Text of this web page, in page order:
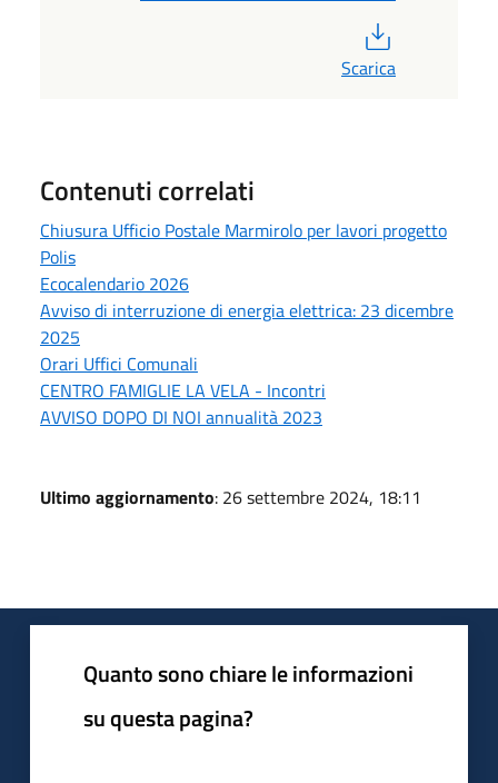
Scarica
Contenuti correlati
Chiusura Ufficio Postale Marmirolo per lavori progetto
Polis
Ecocalendario 2026
Avviso di interruzione di energia elettrica: 23 dicembre
2025
Orari Uffici Comunali
CENTRO FAMIGLIE LA VELA - Incontri
AVVISO DOPO DI NOI annualità 2023
Ultimo aggiornamento: 26 settembre 2024, 18:11
Quanto sono chiare le informazioni
su questa pagina?